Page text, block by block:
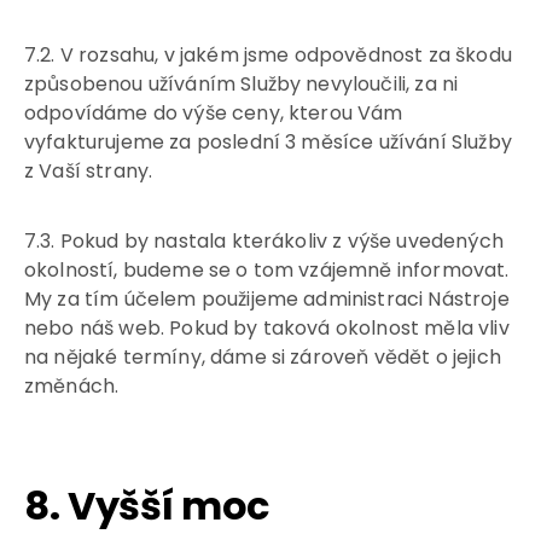
7.2. V rozsahu, v jakém jsme odpovědnost za škodu
způsobenou užíváním Služby nevyloučili, za ni
odpovídáme do výše ceny, kterou Vám
vyfakturujeme za poslední 3 měsíce užívání Služby
z Vaší strany.
7.3. Pokud by nastala kterákoliv z výše uvedených
okolností, budeme se o tom vzájemně informovat.
My za tím účelem použijeme administraci Nástroje
nebo náš web. Pokud by taková okolnost měla vliv
na nějaké termíny, dáme si zároveň vědět o jejich
změnách.
8. Vyšší moc